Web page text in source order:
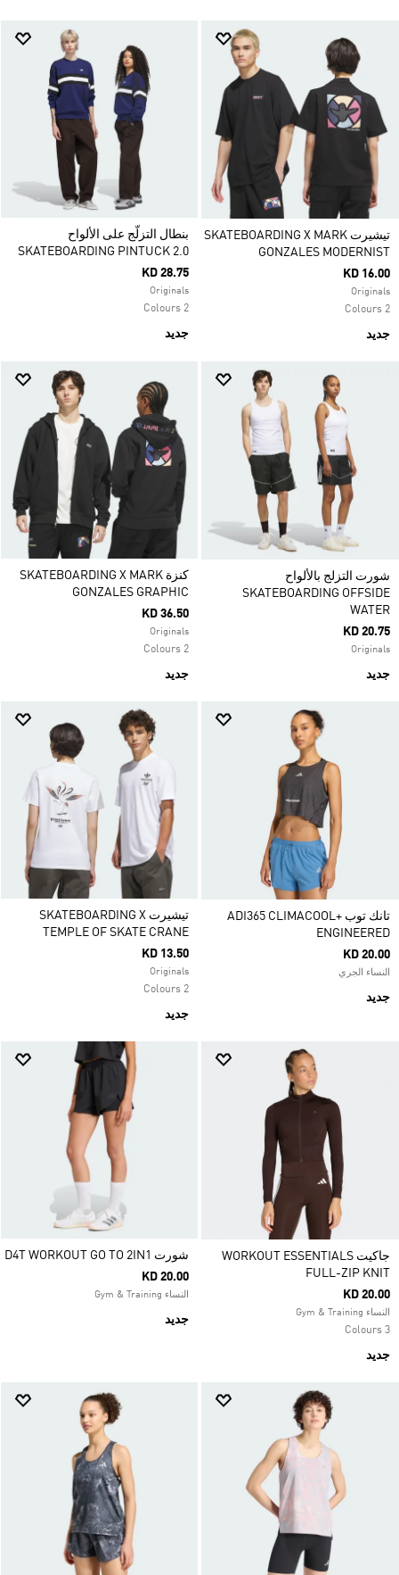
تيشيرت SKATEBOARDING X MARK
GONZALES MODERNIST
KD 16.00
Originals
2 Colours
جديد
بنطال التزلّج على الألواح
SKATEBOARDING PINTUCK 2.0
KD 28.75
Originals
2 Colours
جديد
شورت التزلج بالألواح
SKATEBOARDING OFFSIDE
WATER
KD 20.75
Originals
جديد
كنزة SKATEBOARDING X MARK
GONZALES GRAPHIC
KD 36.50
Originals
2 Colours
جديد
تانك توب ADI365 CLIMACOOL+
ENGINEERED
KD 20.00
النساء الجري
جديد
تيشيرت SKATEBOARDING X
TEMPLE OF SKATE CRANE
KD 13.50
Originals
2 Colours
جديد
جاكيت WORKOUT ESSENTIALS
FULL-ZIP KNIT
KD 20.00
النساء Gym & Training
3 Colours
جديد
شورت D4T WORKOUT GO TO 2IN1
KD 20.00
النساء Gym & Training
جديد